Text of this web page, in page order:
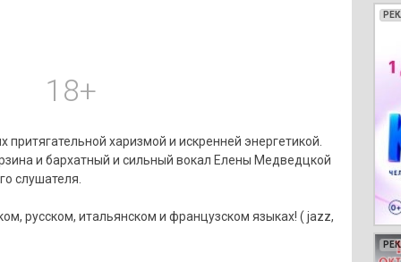
18+
харизмой и искренней энергетикой.
и бархатный и сильный вокал Елены Медведцкой
слушателя.
русском, итальянском и французском языках! ( jazz,